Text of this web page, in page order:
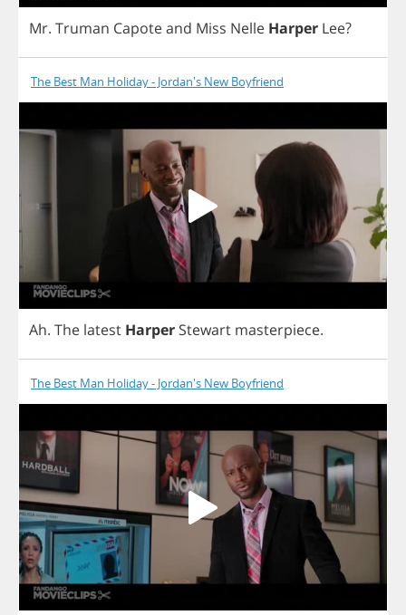
Mr. Truman Capoteand Miss Nelle Harper Lee?
The Best Man Holiday - Jordan's New Boyfriend
Ah. The latest Harper Stewart masterpiece.
The Best Man Holiday - Jordan's New Boyfriend